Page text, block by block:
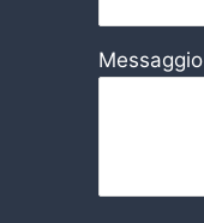
Messaggio